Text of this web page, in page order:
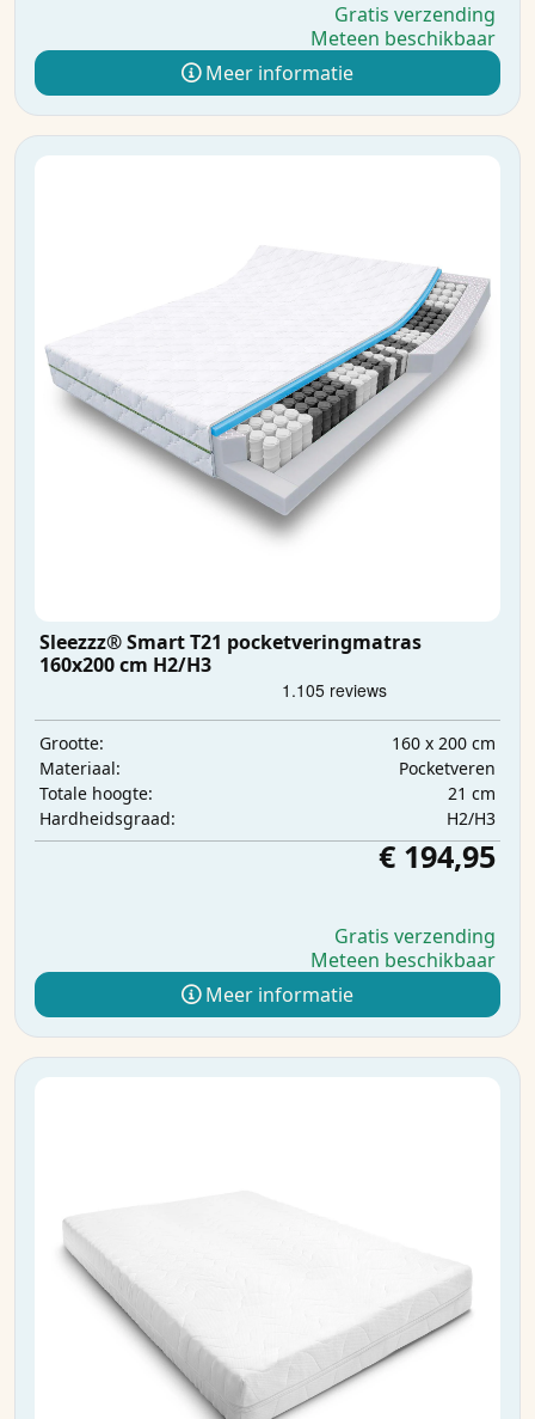
Gratis verzending
Meteen beschikbaar
Meer informatie
Sleezzz® Smart T21 pocketveringmatras
160x200 cm H2/H3
Grootte:
160 x 200 cm
Materiaal:
Pocketveren
Totale hoogte:
21 cm
Hardheidsgraad:
H2/H3
€ 194,95
Gratis verzending
Meteen beschikbaar
Meer informatie